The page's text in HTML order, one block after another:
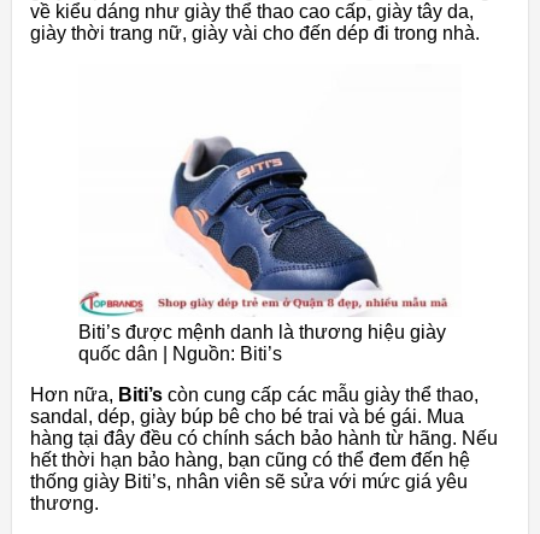
về kiểu dáng như giày thể thao cao cấp, giày tây da,
giày thời trang nữ, giày vài cho đến dép đi trong nhà.
Biti’s được mệnh danh là thương hiệu giày
quốc dân | Nguồn: Biti’s
Hơn nữa, Biti’s còn cung cấp các mẫu giày thể thao,
sandal, dép, giày búp bê cho bé trai và bé gái. Mua
hàng tại đây đều có chính sách bảo hành từ hãng. Nếu
hết thời hạn bảo hàng, bạn cũng có thể đem đến hệ
thống giày Biti’s, nhân viên sẽ sửa với mức giá yêu
thương.